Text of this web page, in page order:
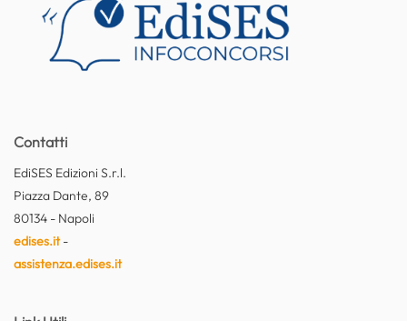
Contatti
EdiSES Edizioni S.r.l.
Piazza Dante, 89
80134 - Napoli
edises.it-
assistenza.edises.it